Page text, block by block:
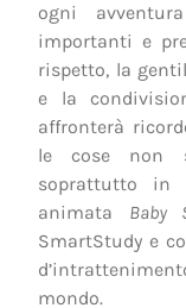
ogni
importanti e
rispetto, la
e la
affronterà
le cose non
soprattutto in
animata Baby
SmartStudy e
mondo.